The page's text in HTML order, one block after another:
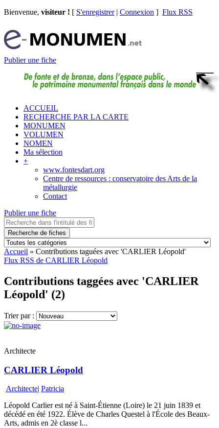
Bienvenue, visiteur ! [ S'enregistrer| Connexion ] Flux RSS
Publier une fiche
ACCUEIL
RECHERCHE PAR LA CARTE
MONUMEN
VOLUMEN
NOMEN
Ma sélection
+
www.fontesdart.org
Centre de ressources : conservatoire des Arts de la
métallurgie
Contact
Publier une fiche
Recherche de fiches
Accueil » Contributions taguées avec 'CARLIER Léopold'
Flux RSS de CARLIER Léopold
Contributions taggées avec 'CARLIER
Léopold' (2)
Trier par :
Architecte
CARLIER Léopold
Architecte| Patricia
Léopold Carlier est né à Saint-Étienne (Loire) le 21 juin 1839 et
décédé en été 1922. Élève de Charles Questel à l'École des Beaux-
Arts, admis en 2è classe l...